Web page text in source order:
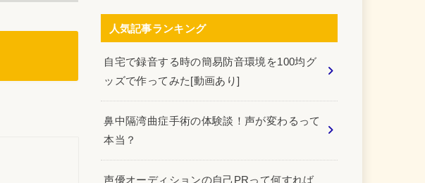
人気記事ランキング
自宅で録音する時の簡易防音環境を100均グ
ッズで作ってみた[動画あり]
鼻中隔湾曲症手術の体験談！声が変わるって
本当？
声優オーディションの自己PRって何すれば